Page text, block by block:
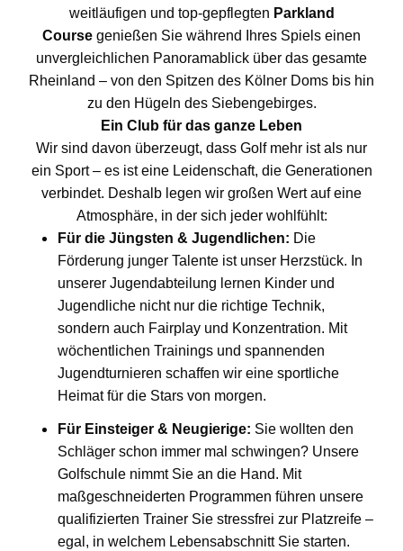
weitläufigen und top-gepflegten Parkland
Course genießen Sie während Ihres Spiels einen
unvergleichlichen Panoramablick über das gesamte
Rheinland – von den Spitzen des Kölner Doms bis hin
zu den Hügeln des Siebengebirges.
Ein Club für das ganze Leben
Wir sind davon überzeugt, dass Golf mehr ist als nur
ein Sport – es ist eine Leidenschaft, die Generationen
verbindet. Deshalb legen wir großen Wert auf eine
Atmosphäre, in der sich jeder wohlfühlt:
Für die Jüngsten & Jugendlichen: Die
Förderung junger Talente ist unser Herzstück. In
unserer Jugendabteilung lernen Kinder und
Jugendliche nicht nur die richtige Technik,
sondern auch Fairplay und Konzentration. Mit
wöchentlichen Trainings und spannenden
Jugendturnieren schaffen wir eine sportliche
Heimat für die Stars von morgen.
Für Einsteiger & Neugierige: Sie wollten den
Schläger schon immer mal schwingen? Unsere
Golfschule nimmt Sie an die Hand. Mit
maßgeschneiderten Programmen führen unsere
qualifizierten Trainer Sie stressfrei zur Platzreife –
egal, in welchem Lebensabschnitt Sie starten.